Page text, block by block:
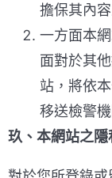
擔保其內
一方面本
面對於其
站，將依
移送檢警
玖、本網站之